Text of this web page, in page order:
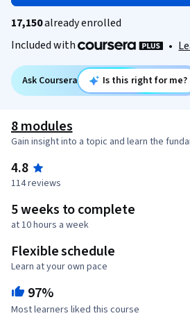
17,150already enrolled
Included with
•
Ask Coursera Is this right for me?
8 modules
Gain insight into a topic and learn the
4.8
114 reviews
5 weeks to complete
at 10 hours a week
Flexible schedule
Learn at your own pace
97%
Most learners liked this course